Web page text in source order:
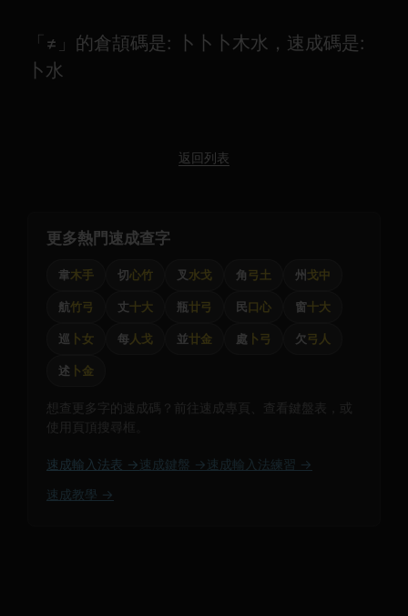
「≠」的倉頡碼是: 卜卜卜木水，速成碼是:
卜水
返回列表
更多熱門速成查字
韋木手 切心竹 叉 水戈 角弓土 州 戈中
航竹弓 丈十大 瓶廿弓 民口心 窗十大
巡 卜女 每人戈 並廿金 處 卜弓 欠弓人
述 卜金
想查更多字的速成碼？前往速成專頁、查看鍵盤表，或
使用頁頂搜尋框。
速成輸入法表 → 速成鍵盤 → 速成輸入法練習 →
速成教學 →